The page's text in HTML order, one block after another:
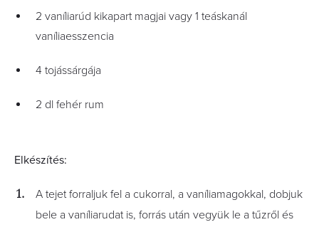
2 vaníliarúd kikapart magjai vagy 1 teáskanál
vaníliaesszencia
4 tojássárgája
2 dl fehér rum
Elkészítés:
A tejet forraljuk fel a cukorral, a vaníliamagokkal, dobjuk
bele a vaníliarudat is, forrás után vegyük le a tűzről és